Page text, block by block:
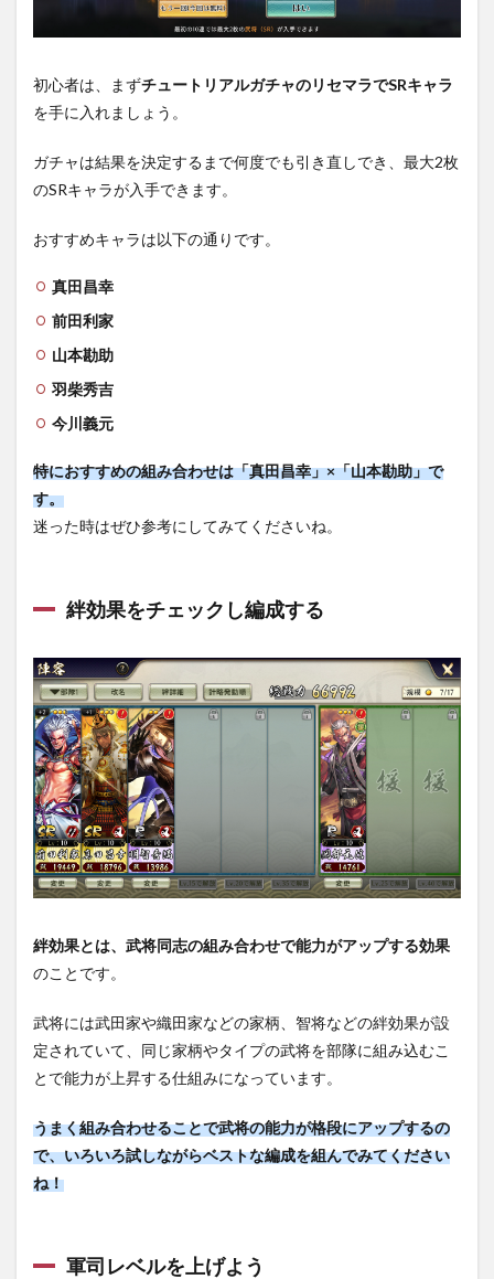
初心者は、まずチュートリアルガチャのリセマラでSRキャラ
を手に入れましょう。
ガチャは結果を決定するまで何度でも引き直しでき、最大2枚
のSRキャラが入手できます。
おすすめキャラは以下の通りです。
真田昌幸
前田利家
山本勘助
羽柴秀吉
今川義元
特におすすめの組み合わせは「真田昌幸」×「山本勘助」で
す。
迷った時はぜひ参考にしてみてくださいね。
絆効果をチェックし編成する
絆効果とは、武将同志の組み合わせで能力がアップする効果
のことです。
武将には武田家や織田家などの家柄、智将などの絆効果が設
定されていて、 同じ家柄やタイプの武将を部隊に組み込むこ
とで能力が上昇する仕組みになっています。
うまく組み合わせることで武将の能力が格段にアップするの
で、いろいろ試しながらベストな編成を組んでみてください
ね！
軍司レベルを上げよう